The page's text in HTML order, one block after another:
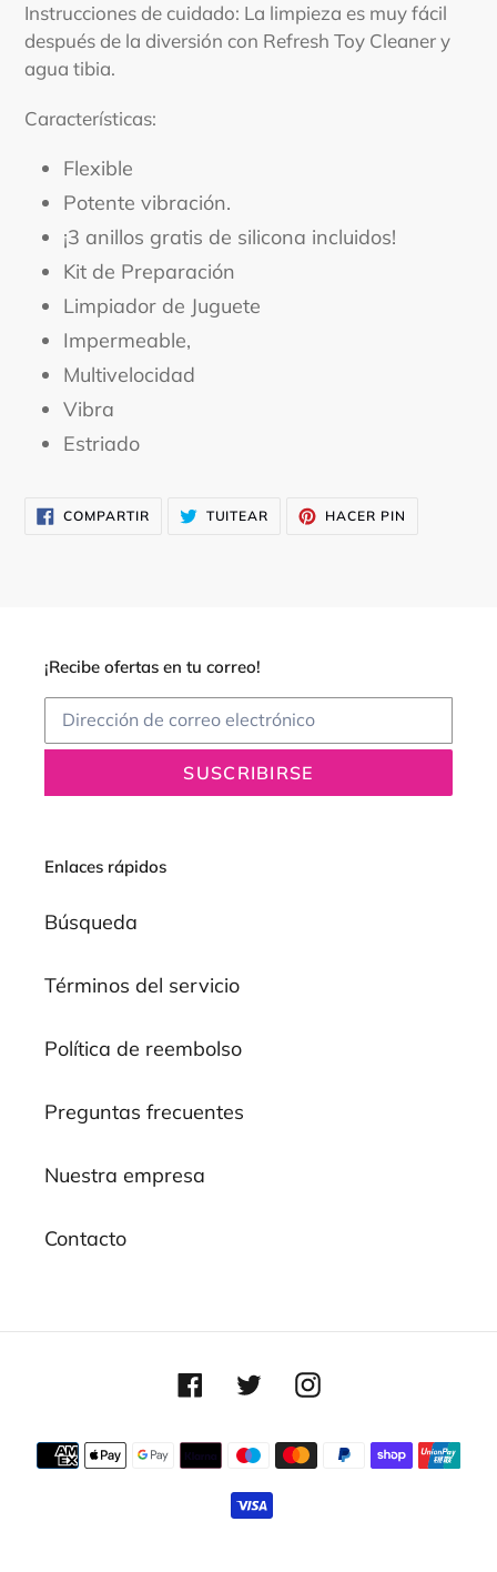
Instrucciones de cuidado: La limpieza es muy fácil
después de la diversión con Refresh Toy Cleaner y
agua tibia.
Características:
Flexible
Potente vibración.
¡3 anillos gratis de silicona incluidos!
Kit de Preparación
Limpiador de Juguete
Impermeable,
Multivelocidad
Vibra
Estriado
COMPARTIRCOMPARTIR
EN
TUITEAR TUITEARHACER PIN
¡Recibe ofertas en tu correo!
SUSCRIBIRSE
Enlaces rápidos
Búsqueda
Términos del servicio
Política de reembolso
Preguntas frecuentes
Nuestra empresa
Contacto
FacebookTwitterInstagram
Métodos
pago